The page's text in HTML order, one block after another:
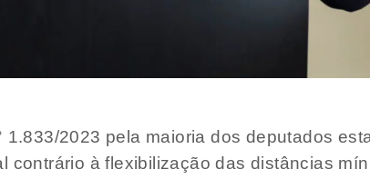
2023 pela maioria dos deputados
contrário à flexibilização das distâncias